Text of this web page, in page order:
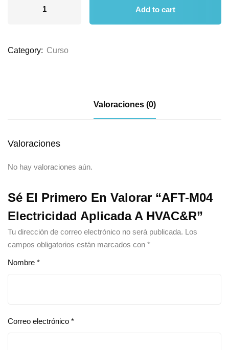
Add to cart
Category: Curso
Valoraciones (0)
Valoraciones
No hay valoraciones aún.
Sé El Primero En Valorar “AFT-M04
Electricidad Aplicada A HVAC&R”
Tu dirección de correo electrónico no será publicada. Los
campos obligatorios están marcados con *
Nombre *
Correo electrónico *